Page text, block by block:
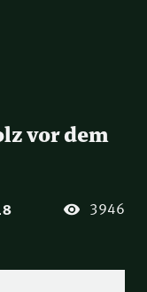
vor dem
3946